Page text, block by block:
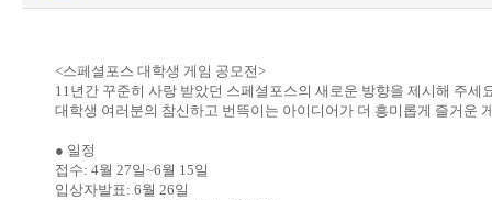
<스페셜포스 대학생 게임 공모전>
11년간 꾸준히 사랑 받았던 스페셜포스의 새로운 방향을 제시해 주세
대학생 여러분의 참신하고 번뜩이는 아이디어가 더 흥미롭게 즐거운
● 일정
접수: 4월 27일~6월 15일
입상자발표: 6월 26일